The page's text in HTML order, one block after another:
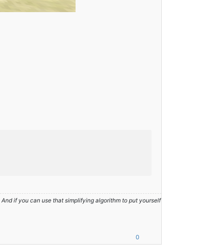
if you can use that simplifying algorithm to put yourself
0